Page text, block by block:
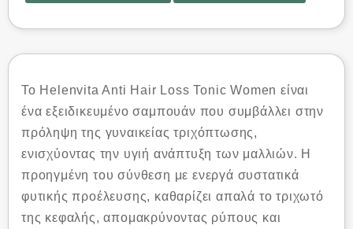
Το Helenvita Anti Hair Loss Tonic Women είναι
ένα εξειδικευμένο σαμπουάν που συμβάλλει στην
πρόληψη της γυναικείας τριχόπτωσης,
ενισχύοντας την υγιή ανάπτυξη των μαλλιών. Η
προηγμένη του σύνθεση με ενεργά συστατικά
φυτικής προέλευσης, καθαρίζει απαλά το τριχωτό
της κεφαλής, απομακρύνοντας ρύπους και